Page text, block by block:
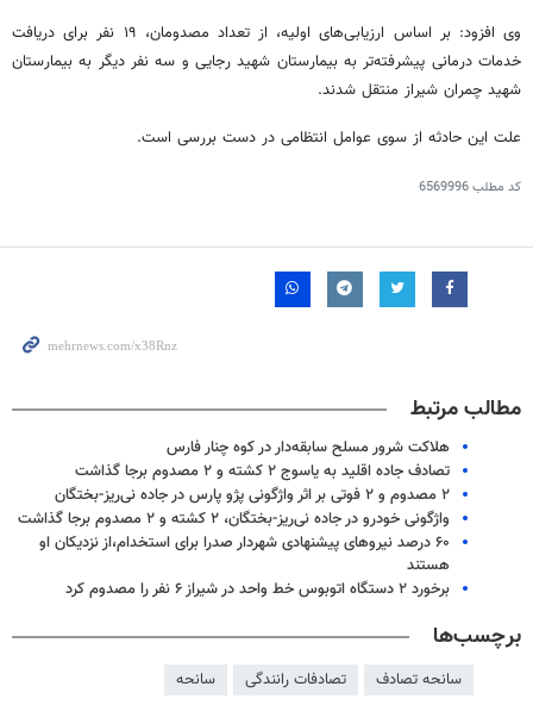
وی افزود: بر اساس ارزیابی‌های اولیه، از تعداد مصدومان، ۱۹ نفر برای دریافت
خدمات درمانی پیشرفته‌تر به بیمارستان شهید رجایی و سه نفر دیگر به بیمارستان
شهید چمران شیراز منتقل شدند.
علت این حادثه از سوی عوامل انتظامی در دست بررسی است.
کد مطلب6569996
مطالب مرتبط
هلاکت شرور مسلح سابقه‌دار در کوه چنار فارس
تصادف جاده اقلید به یاسوج ۲ کشته و ۲ مصدوم برجا گذاشت
۲ مصدوم و ۲ فوتی بر اثر واژگونی پژو پارس در جاده نی‌ریز-بختگان
واژگونی خودرو در جاده نی‌ریز-بختگان، ۲ کشته و ۲ مصدوم برجا گذاشت
۶۰ درصد نیروهای پیشنهادی شهردار صدرا برای استخدام،از نزدیکان او
هستند
برخورد ۲ دستگاه اتوبوس خط واحد در شیراز ۶ نفر را مصدوم کرد
برچسب‌ها
سانحه تصادف تصادفات رانندگی سانحه